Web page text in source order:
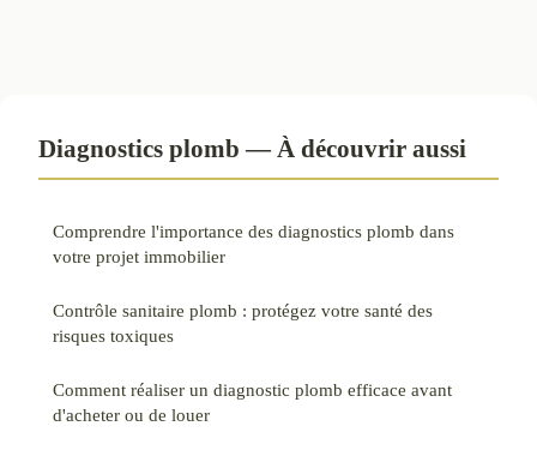
Diagnostics plomb — À découvrir aussi
Comprendre l'importance des diagnostics plomb dans
votre projet immobilier
Contrôle sanitaire plomb : protégez votre santé des
risques toxiques
Comment réaliser un diagnostic plomb efficace avant
d'acheter ou de louer